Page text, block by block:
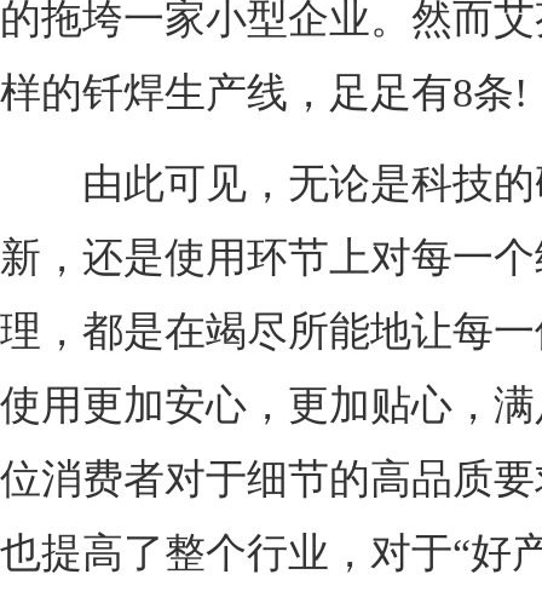
的拖垮一家小型企业。然而
样的钎焊生产线，足足有8条!
由此可见，无论是科技的
新，还是使用环节上对每一
理，都是在竭尽所能地让每
使用更加安心，更加贴心，
位消费者对于细节的高品质
也提高了整个行业，对于“好